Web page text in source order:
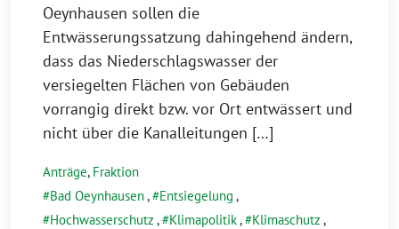
Oeynhausen sollen die
Entwässerungssatzung dahingehend ändern,
dass das Niederschlagswasser der
versiegelten Flächen von Gebäuden
vorrangig direkt bzw. vor Ort entwässert und
nicht über die Kanalleitungen […]
Anträge, Fraktion
Bad Oeynhausen, Entsiegelung ,
Hochwasserschutz , Klimapolitik, Klimaschutz ,